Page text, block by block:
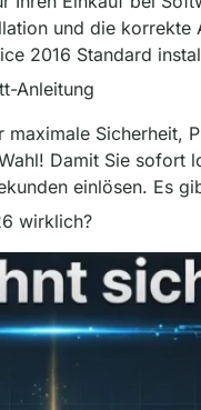
und die
2016 Standard
Anleitung
Sicherheit,
Damit Sie
einlösen. Es
wirklich?